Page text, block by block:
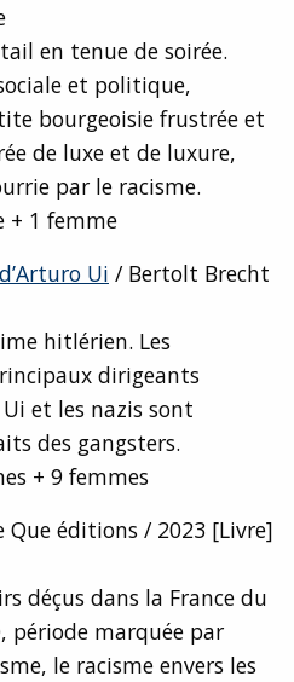
en tenue de soirée.
et politique,
bourgeoisie frustrée et
de luxe et de luxure,
par le racisme.
+ 1 femme
Ui / Bertolt Brecht
hitlérien. Les
dirigeants
et les nazis sont
des gangsters.
+ 9 femmes
Que éditions / 2023 [Livre]
déçus dans la France du
période marquée par
le racisme envers les